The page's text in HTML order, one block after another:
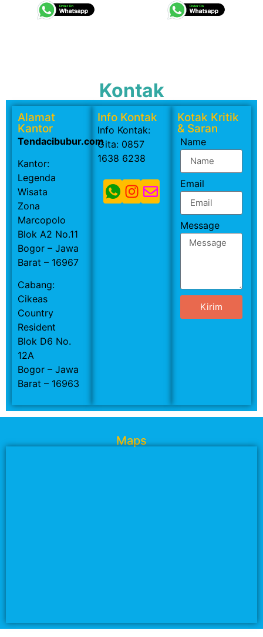
Kontak
Alamat
Kantor
Tendacibubur.com
Kantor:
Legenda
Wisata
Zona
Marcopolo
Blok A2 No.11
Bogor – Jawa
Barat – 16967
Cabang:
Cikeas
Country
Resident
Blok D6 No.
12A
Bogor – Jawa
Barat – 16963
Info Kontak
Info Kontak:
Gita: 0857
1638 6238
Kotak Kritik
& Saran
Name
Email
Message
Kirim
Maps